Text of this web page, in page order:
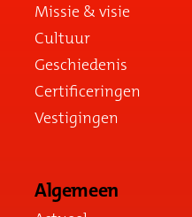
Missie & visie
Cultuur
Geschiedenis
Certificeringen
Vestigingen
Algemeen